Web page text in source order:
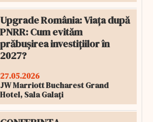
Upgrade România: Viața după
PNRR: Cum evităm
prăbușirea investițiilor în
2027?
27.05.2026
JW Marriott Bucharest Grand
Hotel, Sala Galați